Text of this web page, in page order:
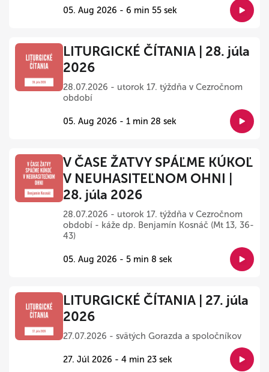
05. Aug 2026 - 6 min 55 sek
LITURGICKÉ ČÍTANIA | 28. júla
2026
28.07.2026 - utorok 17. týždňa v Cezročnom
období
05. Aug 2026 - 1 min 28 sek
V ČASE ŽATVY SPÁĽME KÚKOĽ
V NEUHASITEĽNOM OHNI |
28. júla 2026
28.07.2026 - utorok 17. týždňa v Cezročnom
období - káže dp. Benjamín Kosnáč (Mt 13, 36-
43)
05. Aug 2026 - 5 min 8 sek
LITURGICKÉ ČÍTANIA | 27. júla
2026
27.07.2026 - svätých Gorazda a spoločníkov
27. Júl 2026 - 4 min 23 sek